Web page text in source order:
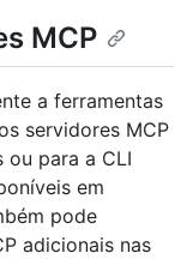
MCP
a ferramentas
servidores MCP
para a CLI
em
pode
adicionais nas